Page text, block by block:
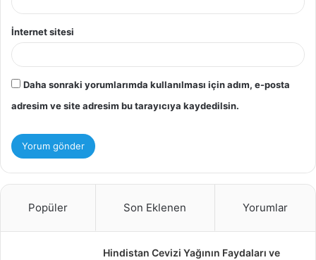
İnternet sitesi
Daha sonraki yorumlarımda kullanılması için adım, e-posta
adresim ve site adresim bu tarayıcıya kaydedilsin.
Popüler Son Eklenen Yorumlar
Hindistan Cevizi Yağının Faydaları ve